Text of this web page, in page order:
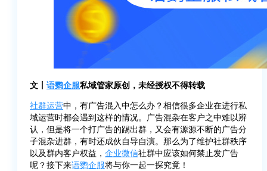
文丨 语鹦企服私域管家原创，未经授权不得转载
社群运营中，有广告混入中怎么办？相信很多企业在进行私
域运营时都会遇到这样的情况。广告混杂在客户之中难以辨
认，但是将一个打广告的踢出群，又会有源源不断的广告分
子混杂进群，有时还成伙自导自演。那么为了维护社群秩序
以及群内客户权益， 企业微信社群中应该如何禁止发广告
呢？接下来语鹦企服将与你一起一探究竟！